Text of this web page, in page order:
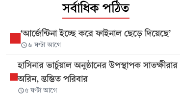
সর্বাধিক পঠিত
‘আর্জেন্টিনা ইচ্ছে করে ফাইনাল ছেড়ে দিয়েছে’
৬ ঘণ্টা আগে
হাসিনার ভার্চুয়াল অনুষ্ঠানের উপস্থাপক সাতক্ষীরার
অরিন, স্তম্ভিত পরিবার
৫ ঘণ্টা আগে